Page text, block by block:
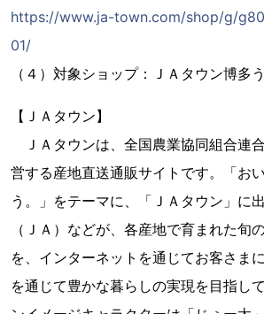
https://www.ja-town.com/shop/g/
01/
（４）対象ショップ：ＪＡタウン博多
【ＪＡタウン】
ＪＡタウンは、全国農業協同組合連
営する産地直送通販サイトです。「お
う。」をテーマに、「ＪＡタウン」に
（ＪＡ）などが、各産地で育まれた旬
を、インターネットを通じてお客さま
を通じて豊かな暮らしの実現を目指し